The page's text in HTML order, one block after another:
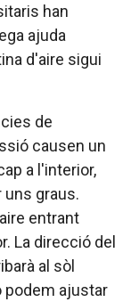
han
ajuda
d'aire sigui
de
causen un
a l'interior,
uns graus.
entrant
La direcció del
al sòl
podem ajustar